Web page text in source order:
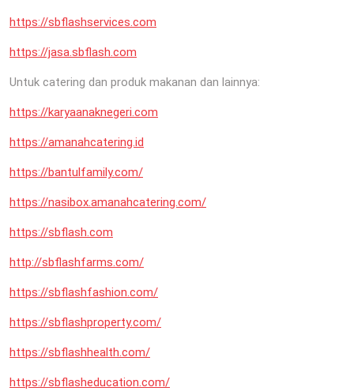
https://sbflashservices.com
https://jasa.sbflash.com
Untuk catering dan produk makanan dan lainnya:
https://karyaanaknegeri.com
https://amanahcatering.id
https://bantulfamily.com/
https://nasibox.amanahcatering.com/
https://sbflash.com
http://sbflashfarms.com/
https://sbflashfashion.com/
https://sbflashproperty.com/
https://sbflashhealth.com/
https://sbflasheducation.com/